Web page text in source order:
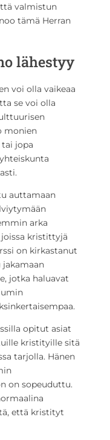
valmistun
tämä Herran
lähestyy
voi olla vaikeaa
se voi olla
monien
jopa
auttamaan
arka
kristittyjä
on kirkastanut
jotka haluavat
opitut asiat
kristityille sitä
tarjolla. Hänen
on sopeuduttu.
että kristityt